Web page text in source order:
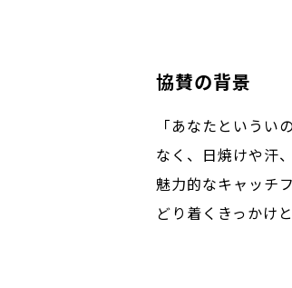
協賛の背景
「あなたという
なく、日焼けや汗
魅力的なキャッチ
どり着くきっかけ